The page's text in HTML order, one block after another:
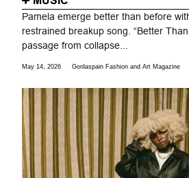
Pamela emerge better than before
restrained breakup song. “Better
passage from collapse...
May 14, 2026 Gorilaspain Fashion and Art Magazine